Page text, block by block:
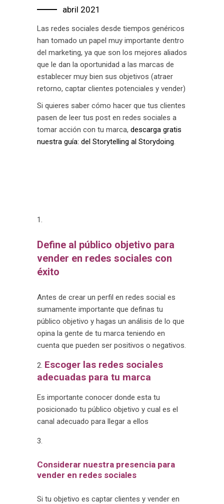
abril 2021
Las redes sociales desde tiempos genéricos
han tomado un papel muy importante dentro
del marketing, ya que son los mejores aliados
que le dan la oportunidad a las marcas de
establecer muy bien sus objetivos (atraer
retorno, captar clientes potenciales y vender)
Si quieres saber cómo hacer que tus clientes
pasen de leer tus post en redes sociales a
tomar acción con tu marca, descarga gratis
nuestra guía: del Storytelling al Storydoing.
Define al público objetivo para
vender en redes sociales con
éxito
Antes de crear un perfil en redes social es
sumamente importante que definas tu
público objetivo y hagas un análisis de lo que
opina la gente de tu marca teniendo en
cuenta que pueden ser positivos o negativos.
Escoger las redes sociales
adecuadas para tu marca
Es importante conocer donde esta tu
posicionado tu público objetivo y cual es el
canal adecuado para llegar a ellos
Considerar nuestra presencia para
vender en redes sociales
Si tu objetivo es captar clientes y vender en